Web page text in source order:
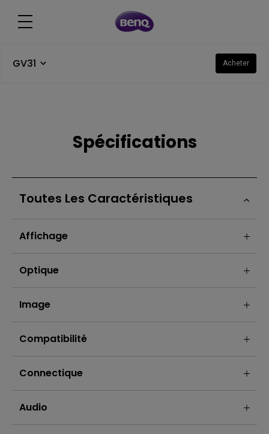
GV31 Acheter
Spécifications
Toutes Les Caractéristiques
Affichage
Optique
Image
Compatibilité
Connectique
Audio